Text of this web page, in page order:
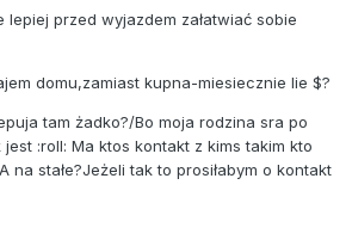
lepiej przed wyjazdem załatwiać sobie
domu,zamiast kupna-miesiecznie lie $?
tam żadko?/Bo moja rodzina sra po
:roll: Ma ktos kontakt z kims takim kto
na stałe?Jeżeli tak to prosiłabym o kontakt